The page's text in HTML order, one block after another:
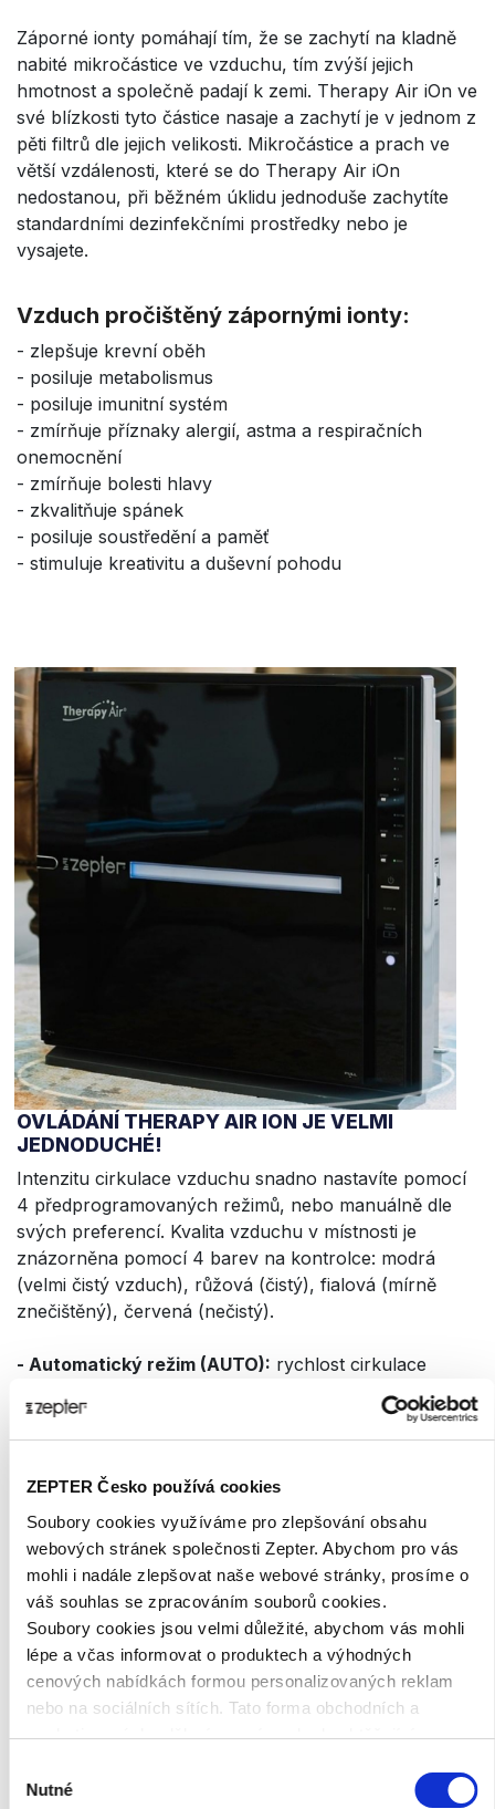
ZEPTER Česko používá cookies
Soubory cookies využíváme pro zlepšování obsahu
webových stránek společnosti Zepter. Abychom pro vás
mohli i nadále zlepšovat naše webové stránky, prosíme o
váš souhlas se zpracováním souborů cookies.
Soubory cookies jsou velmi důležité, abychom vás mohli
lépe a včas informovat o produktech a výhodných
cenových nabídkách formou personalizovaných reklam
nebo na sociálních sítích. Tato forma obchodních a
marketingových sdělení pro vás nebude obtěžující.
souhlasu
Nutné
Záporné ionty pomáhají tím, že se zachytí na kladně
nabité mikročástice ve vzduchu, tím zvýší jejich
hmotnost a společně padají k zemi. Therapy Air iOn ve
své blízkosti tyto částice nasaje a zachytí je v jednom z
pěti filtrů dle jejich velikosti. Mikročástice a prach ve
větší vzdálenosti, které se do Therapy Air iOn
nedostanou, při běžném úklidu jednoduše zachytíte
standardními dezinfekčními prostředky nebo je
vysajete.
Vzduch pročištěný zápornými ionty:
- zlepšuje krevní oběh
- posiluje metabolismus
- posiluje imunitní systém
- zmírňuje příznaky alergií, astma a respiračních
onemocnění
- zmírňuje bolesti hlavy
- zkvalitňuje spánek
- posiluje soustředění a paměť
- stimuluje kreativitu a duševní pohodu
OVLÁDÁNÍ THERAPY AIR ION JE VELMI
JEDNODUCHÉ!
Intenzitu cirkulace vzduchu snadno nastavíte pomocí
4 předprogramovaných režimů, nebo manuálně dle
svých preferencí. Kvalita vzduchu v místnosti je
znázorněna pomocí 4 barev na kontrolce: modrá
(velmi čistý vzduch), růžová (čistý), fialová (mírně
znečištěný), červená (nečistý).
- Automatický režim (AUTO): rychlost cirkulace
vzduchu mění Therapy Air iOn automaticky v
závislosti na stupni znečištění okolního vzduchu.
- Rytmický režim čištění (RHYTHM):slouží k
odstranění nečistot. Rychlost se cyklicky zvyšuje a
snižuje.
- Tichý provoz v noci (SLEEP):čistička vzduchu
začne automaticky pracovat tiše v závislosti na
okolním světle (světlený senzor).
- Režim vhodný pro děti (CHILD):sníží rychlost
cirkulace. Aby vašim dětem nebyla, zejména v noci,
zima, nedávejte Therapy Air iOn přímo k posteli.
- Dálkové ovládání:všechny funkce čističky Therapy
Air iOn můžete ovládat na dálku, z pohodlí sedačky
- Manuální nastavení:
rychlost cirkulace lze měnit